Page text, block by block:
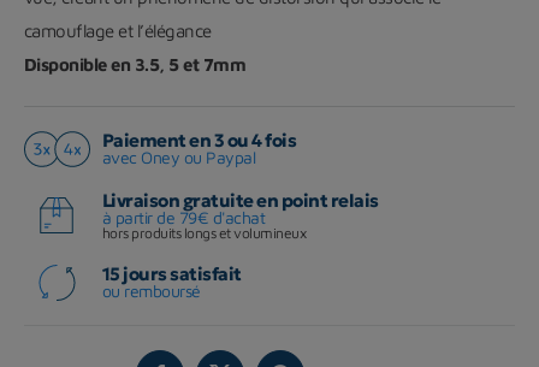
camouflage et l’élégance
Disponible en 3.5, 5 et 7mm
Paiement en 3 ou 4 fois
avec Oney ou Paypal
Livraison gratuite en point relais
à partir de 79€ d'achat
hors produits longs et volumineux
15 jours satisfait
ou remboursé